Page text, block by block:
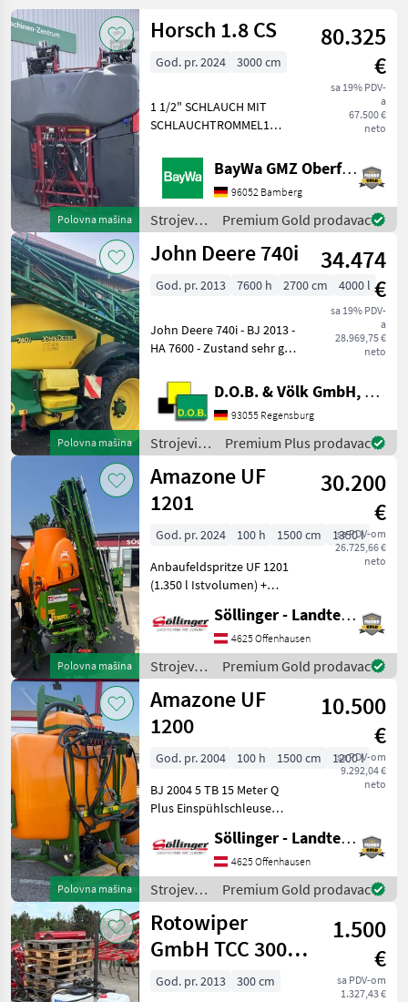
Ruthenberg
Prikaži
sve
MARKETPLACE
Marketplace Oglasi
Polovna mašina
Horsch 1.8 CS
80.325
€
sa 19% PDV-
a
67.500 €
neto
God. pr. 2024 3000 cm
1 1/2" SCHLAUCH MIT
SCHLAUCHTROMMEL1
VERKLEIDUNG1
BOOMCONTROL PRO1 CCS
PRO1
EINSPÜLSCHLEUSENTOPF
AUS EDELSTAHL1
ERWEITERUNG
BOOMCONTR
BayWa GMZ Oberfranken
96052 Bamberg
Strojevi
za zaštitu
bilja /
Premium Gold prodavac
Polovna mašina
John Deere 740i
34.474
€
sa 19% PDV-
a
28.969,75 €
neto
God. pr. 2013 7600 h 2700 cm 4000 l
John Deere 740i - BJ 2013 -
HA 7600 - Zustand sehr gut
einsatzbereit - sofort
verfügbar - 27 m - 9
Teilbreiten - Ringleitung -
Automatische
D.O.B. & Völk GmbH, Filiale Regensburg
93055 Regensburg
Strojevi
za zaštitu
bilja /
John
Deere
Premium Plus prodavac
Polovna mašina
Amazone UF
1201
30.200
€
sa PDV-om
26.725,66 €
neto
God. pr. 2024 100 h 1500 cm
1350 l
Anbaufeldspritze UF 1201
(1.350 l Istvolumen) +
UF Heckbeleuchtung +
Gelenkwelle Walterscheid
W100E (1 3/8 Zoll, 810 mm)
+ Pumpenaus
Söllinger - Landtechnik GmbH
4625 Offenhausen
Strojevi
za zaštitu
bilja /
Amazone
Premium Gold prodavac
Polovna mašina
Amazone UF
1200
10.500
€
sa PDV-om
9.292,04 €
neto
God. pr. 2004 100 h 1500 cm
1200 l
BJ 2004 5 TB 15 Meter Q
Plus Einspühlschleuse
Geschwindigkeitsabhängig
Gültige Überprüfung bis
April 2028 Konstrukcija/
karoserija: Nošen, Bor
Söllinger - Landtechnik GmbH
4625 Offenhausen
Strojevi
za zaštitu
bilja /
Amazone
Premium Gold prodavac
Rotowiper
GmbH TCC 300
GK
1.500
€
sa PDV-om
1.327,43 €
God. pr. 2013
300 cm